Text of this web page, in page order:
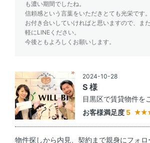
も濃い期間でしたね。
信頼感という言葉をいただきとても光栄です
お付き合いしていければと思いますので、ま
軽にLINEください。
今後ともよろしくお願いします。
2024-10-28
S 様
目黒区で賃貸物件を
お客様満足度 5
物件探しから内見、契約まで親身にフォロ